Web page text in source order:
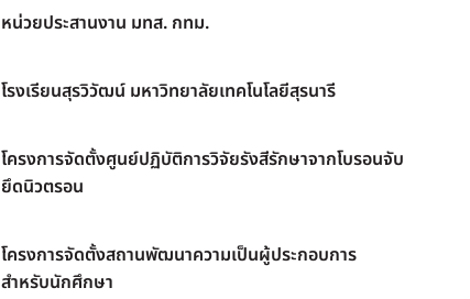
หน่วยประสานงาน มทส. กทม.
โรงเรียนสุรวิวัฒน์ มหาวิทยาลัยเทคโนโลยีสุรนารี
โครงการจัดตั้งศูนย์ปฏิบัติการวิจัยรังสีรักษาจากโบรอนจับ
ยึดนิวตรอน
โครงการจัดตั้งสถานพัฒนาความเป็นผู้ประกอบการ
สำหรับนักศึกษา